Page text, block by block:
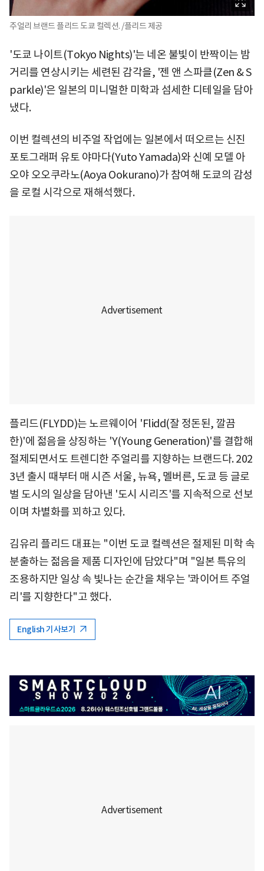
주얼리 브랜드 플리드 도쿄 컬렉션. /플리드 제공
'도쿄 나이트(Tokyo Nights)'는 네온 불빛이 반짝이는 밤
거리를 연상시키는 세련된 감각을, '젠 앤 스파클(Zen & S
parkle)'은 일본의 미니멀한 미학과 섬세한 디테일을 담아
냈다.
이번 컬렉션의 비주얼 작업에는 일본에서 떠오르는 신진
포토그래퍼 유토 야마다(Yuto Yamada)와 신예 모델 아
오야 오오쿠라노(Aoya Ookurano)가 참여해 도쿄의 감성
을 로컬 시각으로 재해석했다.
플리드(FLYDD)는 노르웨이어 'Flidd(잘 정돈된, 깔끔
한)'에 젊음을 상징하는 'Y(Young Generation)'를 결합해
절제되면서도 트렌디한 주얼리를 지향하는 브랜드다. 202
3년 출시 때부터 매 시즌 서울, 뉴욕, 멜버른, 도쿄 등 글로
벌 도시의 일상을 담아낸 '도시 시리즈'를 지속적으로 선보
이며 차별화를 꾀하고 있다.
김유리 플리드 대표는 "이번 도쿄 컬렉션은 절제된 미학 속
분출하는 젊음을 제품 디자인에 담았다"며 "일본 특유의
조용하지만 일상 속 빛나는 순간을 채우는 '콰이어트 주얼
리'를 지향한다"고 했다.
English 기사보기